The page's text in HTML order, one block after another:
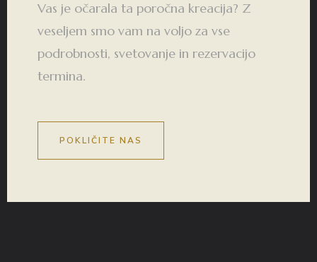
Vas je očarala ta poročna kreacija? Z
veseljem smo vam na voljo za vse
podrobnosti, svetovanje in rezervacijo
termina.
POKLIČITE NAS